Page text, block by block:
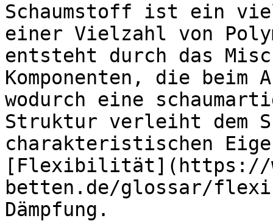
Schaumstoff ist ein
einer Vielzahl von
entsteht durch das
Komponenten, die beim
wodurch eine
Struktur verleiht dem
charakteristischen
[Flexibilität](https://
betten.de/glossar/
Dämpfung.